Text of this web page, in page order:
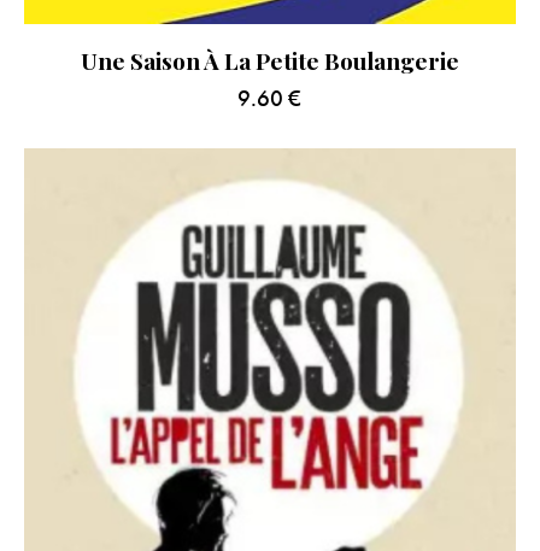
Une Saison À La Petite Boulangerie
9.60 €